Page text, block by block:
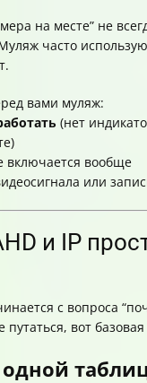
на месте” не
часто
вами муляж:
(нет
включается вообще
или
и IP
с вопроса
путаться, вот
одной